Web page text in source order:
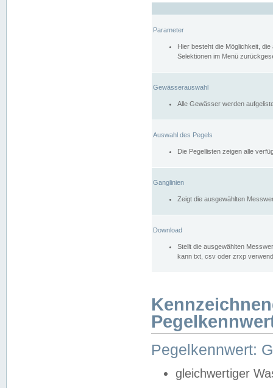
Parameter
Hier besteht die Möglichkeit,
Selektionen im Menü
Gewässerauswahl
Alle Gewässer werden
Auswahl des Pegels
Die Pegellisten zeigen alle
Ganglinien
Zeigt die ausgewählten
Download
Stellt die ausgewählten
kann txt, csv oder zrxp
Pegelkennwert:
gleichwertiger